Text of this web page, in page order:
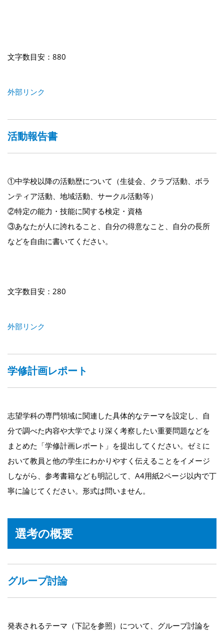
文字数目安：880
外部リンク
活動報告書
①中学校以降の活動歴について（生徒会、クラブ活動、ボラ
ンティア活動、地域活動、サークル活動等）
②特定の能力・技能に関する検定・資格
③あなたが人に誇れること、自分の得意なこと、自分の長所
などを自由に書いてください。
文字数目安：280
外部リンク
学修計画レポート
志望学科の専門領域に関連した具体的なテーマを設定し、自
分で調べた内容や大学でより深く考察したい重要問題などを
まとめた「学修計画レポート」を提出してください。ゼミに
おいて教員と他の学生にわかりやすく伝えることをイメージ
しながら、参考書籍なども明記して、A4用紙2ページ以内で丁
寧に論じてください。形式は問いません。
選考の概要
グループ討論
発表されるテーマ（下記を参照）について、グループ討論を